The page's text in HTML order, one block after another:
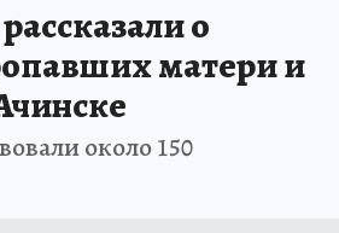
о
матери и
около 150